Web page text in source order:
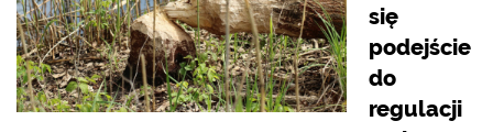
się
podejście
do
regulacji